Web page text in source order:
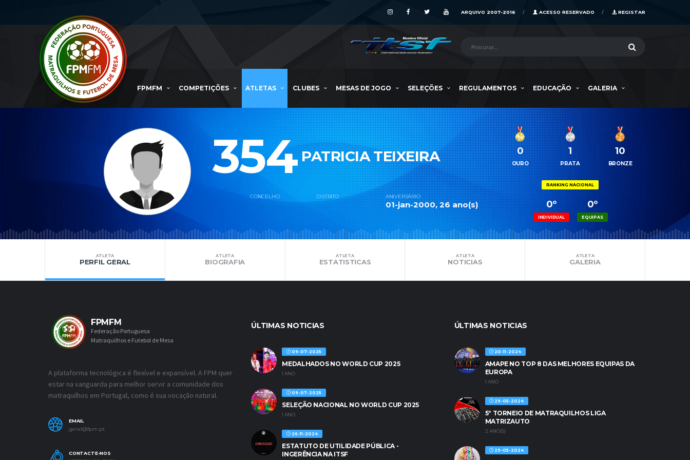
REGISTAR
ACESSO RESERVADO
ARQUIVO 2007-2016
FPMFM COMPETIÇÕES ATLETAS CLUBES MESAS DE JOGO SELEÇÕES REGULAMENTOS EDUCAÇÃO GALERIA
354 PATRICIA TEIXEIRA
CONCELHO DISTRITO ANIVERSÁRIO
01-jan-2000, 26 ano(s)
0
OURO
1
PRATA
10
BRONZE
RANKING NACIONAL
0º
EQUIPAS
0º
INDIVIDUAL
ATLETA
PERFIL GERAL
ATLETA
BIOGRAFIA
ATLETA
ESTATISTICAS
ATLETA
NOTICIAS
ATLETA
GALERIA
FPMFM
Federação Portuguesa
Matraquilhos e Futebol de Mesa
A plataforma tecnológica é flexível e expansível. A FPM quer
estar na vanguarda para melhor servir a comunidade dos
matraquilhos em Portugal, como é sua vocação natural.
EMAIL
geral@fpm.pt
CONTACTE-NOS
ÚLTIMAS NOTICIAS
09-07-2025
MEDALHADOS NO WORLD CUP 2025
1 ANO
09-07-2025
SELEÇÃO NACIONAL NO WORLD CUP 2025
1 ANO
26-11-2024
ESTATUTO DE UTILIDADE PÚBLICA -
INGERÊNCIA NA ITSF
ÚLTIMAS NOTICIAS
20-11-2024
AMAPE NO TOP 8 DAS MELHORES EQUIPAS DA
EUROPA
1 ANO
29-05-2024
5º TORNEIO DE MATRAQUILHOS LIGA
MATRIZAUTO
2 ANO(S)
29-05-2024